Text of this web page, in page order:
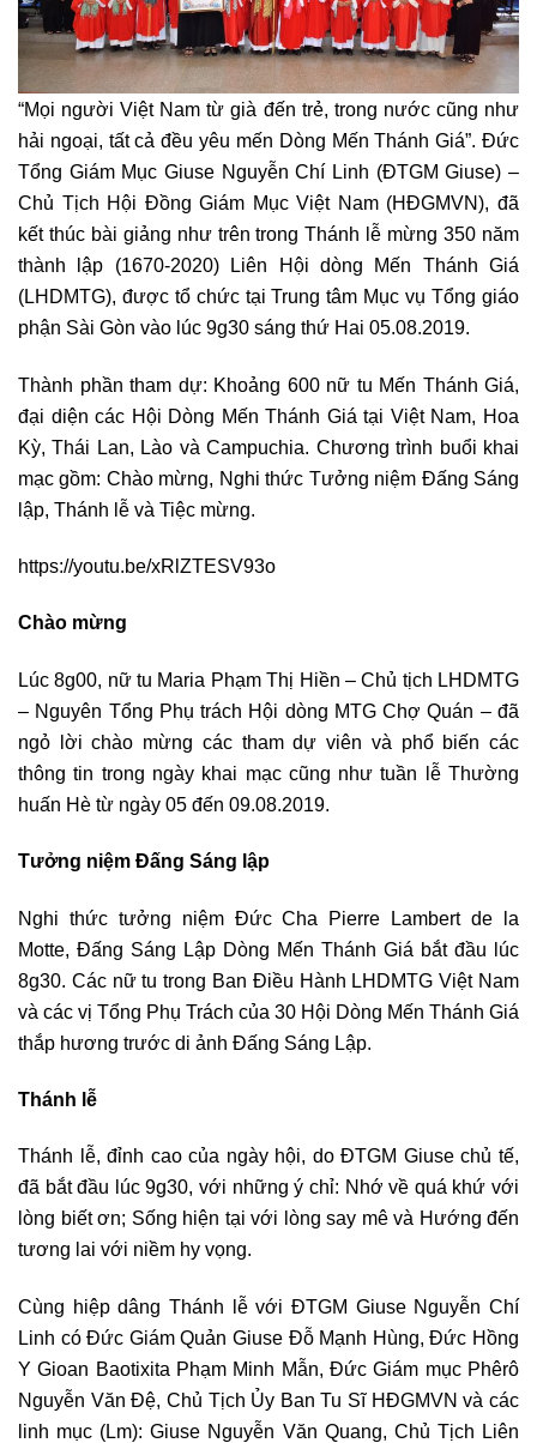
“Mọi người Việt Nam từ già đến trẻ, trong nước cũng như
hải ngoại, tất cả đều yêu mến Dòng Mến Thánh Giá”. Đức
Tổng Giám Mục Giuse Nguyễn Chí Linh (ĐTGM Giuse) –
Chủ Tịch Hội Đồng Giám Mục Việt Nam (HĐGMVN), đã
kết thúc bài giảng như trên trong Thánh lễ mừng 350 năm
thành lập (1670-2020) Liên Hội dòng Mến Thánh Giá
(LHDMTG), được tổ chức tại Trung tâm Mục vụ Tổng giáo
phận Sài Gòn vào lúc 9g30 sáng thứ Hai 05.08.2019.
Thành phần tham dự: Khoảng 600 nữ tu Mến Thánh Giá,
đại diện các Hội Dòng Mến Thánh Giá tại Việt Nam, Hoa
Kỳ, Thái Lan, Lào và Campuchia. Chương trình buổi khai
mạc gồm: Chào mừng, Nghi thức Tưởng niệm Đấng Sáng
lập, Thánh lễ và Tiệc mừng.
https://youtu.be/xRlZTESV93o
Chào mừng
Lúc 8g00, nữ tu Maria Phạm Thị Hiền – Chủ tịch LHDMTG
– Nguyên Tổng Phụ trách Hội dòng MTG Chợ Quán – đã
ngỏ lời chào mừng các tham dự viên và phổ biến các
thông tin trong ngày khai mạc cũng như tuần lễ Thường
huấn Hè từ ngày 05 đến 09.08.2019.
Tưởng niệm Đấng Sáng lập
Nghi thức tưởng niệm Đức Cha Pierre Lambert de la
Motte, Đấng Sáng Lập Dòng Mến Thánh Giá bắt đầu lúc
8g30. Các nữ tu trong Ban Điều Hành LHDMTG Việt Nam
và các vị Tổng Phụ Trách của 30 Hội Dòng Mến Thánh Giá
thắp hương trước di ảnh Đấng Sáng Lập.
Thánh lễ
Thánh lễ, đỉnh cao của ngày hội, do ĐTGM Giuse chủ tế,
đã bắt đầu lúc 9g30, với những ý chỉ: Nhớ về quá khứ với
lòng biết ơn; Sống hiện tại với lòng say mê và Hướng đến
tương lai với niềm hy vọng.
Cùng hiệp dâng Thánh lễ với ĐTGM Giuse Nguyễn Chí
Linh có Đức Giám Quản Giuse Đỗ Mạnh Hùng, Đức Hồng
Y Gioan Baotixita Phạm Minh Mẫn, Đức Giám mục Phêrô
Nguyễn Văn Đệ, Chủ Tịch Ủy Ban Tu Sĩ HĐGMVN và các
linh mục (Lm): Giuse Nguyễn Văn Quang, Chủ Tịch Liên